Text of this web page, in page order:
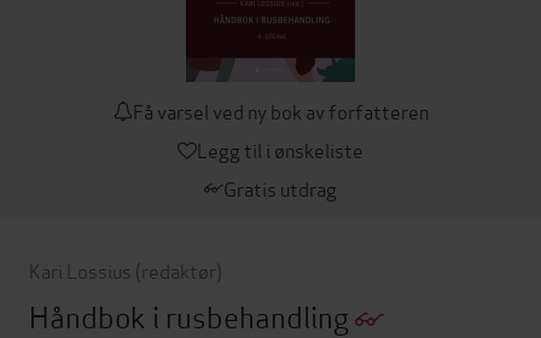
Få varsel ved ny bok av forfatteren
Legg til i ønskeliste
Gratis utdrag
Kari Lossius (redaktør)
Håndbok i rusbehandling